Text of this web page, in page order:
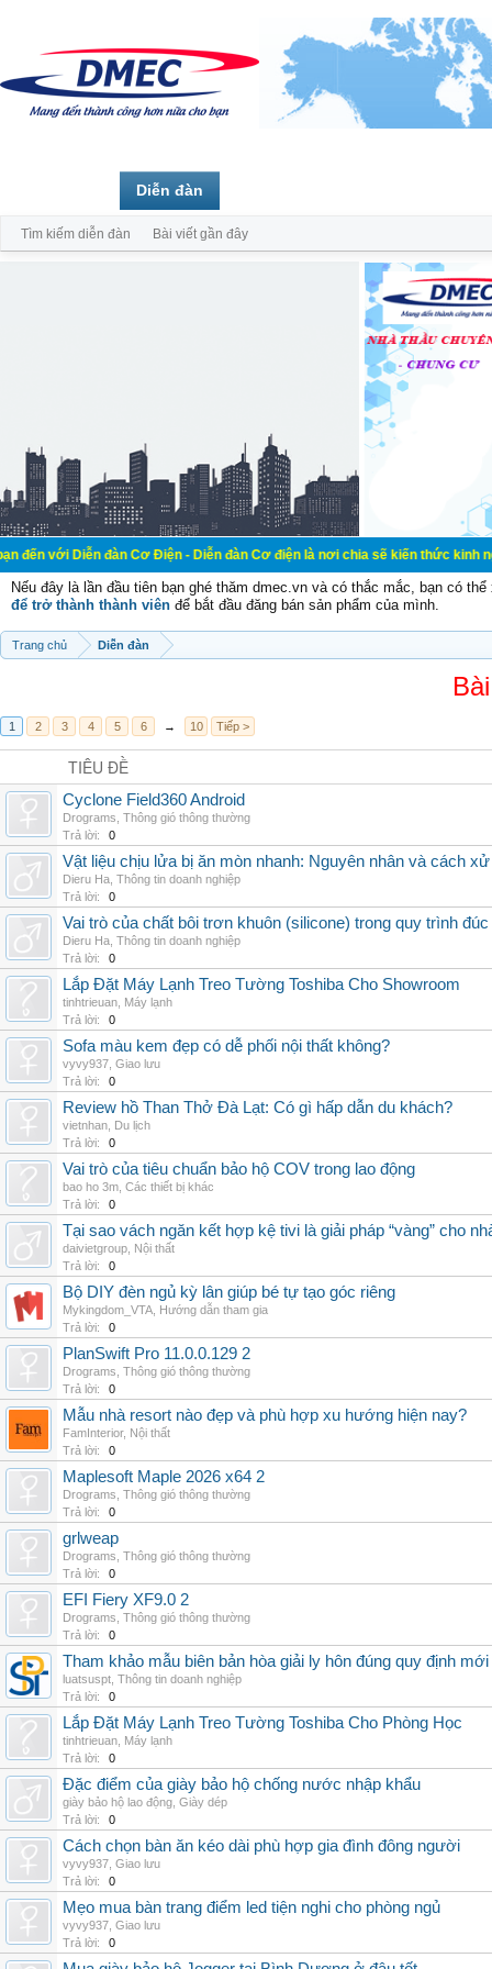
đàn Cơ Điện - Diễn đàn Cơ điện là nơi chia sẽ kiến thức kinh nghiệm
Nếu đây là lần đầu tiên bạn ghé thăm dmec.vn và có thắc mắc, bạn có
để trở thành thành viên để bắt đầu đăng bán sản phẩm của mình.
Trang chủ Diễn đàn
1 2 3 4 5 6 → 10 Tiếp >
TIÊU ĐỀ
Cyclone Field360 Android
Drograms Thông gió thông thường
Trả lời:
0
Vật liệu chịu lửa bị ăn mòn nhanh: Nguyên nhân và cách
Dieru Ha Thông tin doanh nghiệp
Trả lời:
0
Vai trò của chất bôi trơn khuôn (silicone) trong quy trình
Dieru Ha Thông tin doanh nghiệp
Trả lời:
0
Lắp Đặt Máy Lạnh Treo Tường Toshiba Cho Showroom
tinhtrieuan Máy lạnh
Trả lời:
0
Sofa màu kem đẹp có dễ phối nội thất không?
vyvy937 Giao lưu
Trả lời:
0
Review hồ Than Thở Đà Lạt: Có gì hấp dẫn du khách?
vietnhan Du lịch
Trả lời:
0
Vai trò của tiêu chuẩn bảo hộ COV trong lao động
bao ho 3m Các thiết bị khác
Trả lời:
0
Tại sao vách ngăn kết hợp kệ tivi là giải pháp “vàng” cho
daivietgroup Nội thất
Trả lời:
0
Bộ DIY đèn ngủ kỳ lân giúp bé tự tạo góc riêng
Mykingdom_VTA Hướng dẫn tham gia
Trả lời:
0
PlanSwift Pro 11.0.0.129 2
Drograms Thông gió thông thường
Trả lời:
0
Mẫu nhà resort nào đẹp và phù hợp xu hướng hiện nay?
FamInterior, Nội thất
Trả lời:
0
Maplesoft Maple 2026 x64 2
Drograms Thông gió thông thường
Trả lời:
0
grlweap
Drograms Thông gió thông thường
Trả lời:
0
EFI Fiery XF9.0 2
Drograms Thông gió thông thường
Trả lời:
0
Tham khảo mẫu biên bản hòa giải ly hôn đúng quy định mới
luatsuspt Thông tin doanh nghiệp
Trả lời:
0
Lắp Đặt Máy Lạnh Treo Tường Toshiba Cho Phòng Học
tinhtrieuan Máy lạnh
Trả lời:
0
Đặc điểm của giày bảo hộ chống nước nhập khẩu
giày bảo hộ lao động Giày dép
Trả lời:
0
Cách chọn bàn ăn kéo dài phù hợp gia đình đông người
vyvy937 Giao lưu
Trả lời:
0
Mẹo mua bàn trang điểm led tiện nghi cho phòng ngủ
vyvy937 Giao lưu
Trả lời:
0
Diễn đàn
Tìm kiếm diễn đàn Bài viết gần đây